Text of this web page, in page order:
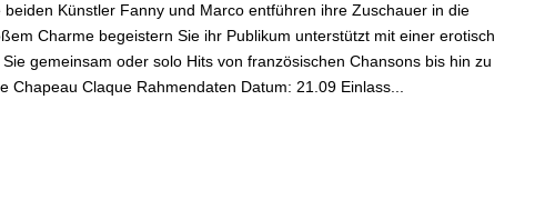
Künstler Fanny und Marco entführen ihre Zuschauer in die
Charme begeistern Sie ihr Publikum unterstützt mit einer erotisch
gemeinsam oder solo Hits von französischen Chansons bis hin zu
Chapeau Claque Rahmendaten Datum: 21.09 Einlass...